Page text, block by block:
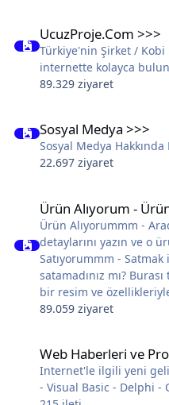
UcuzProje.Com >>>
Türkiye'nin Şirket /
internette kolayca
89.329 ziyaret
Sosyal Medya >>>
Sosyal Medya Hakkında
22.697 ziyaret
Ürün Alıyorum -
Ürün Alıyorummm -
detaylarını yazın ve o
Satıyorummm -
satamadınız mı?
bir resim ve
89.059 ziyaret
Web Haberleri ve
Internet'le ilgili yeni
- Visual Basic - Delphi -